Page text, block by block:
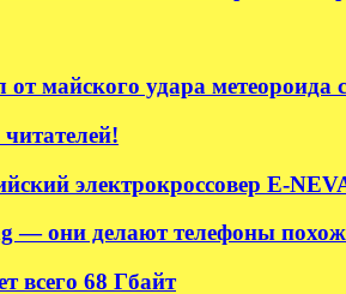
майского удара метеороида
электрокроссовер E-
— они делают телефоны
всего 68 Гбайт